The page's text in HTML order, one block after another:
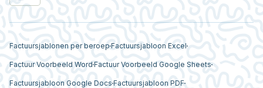
Factuursjablonen per beroep Factuursjabloon Excel
Factuur Voorbeeld Word Factuur Voorbeeld Google Sheets
Factuursjabloon Google Docs Factuursjabloon PDF